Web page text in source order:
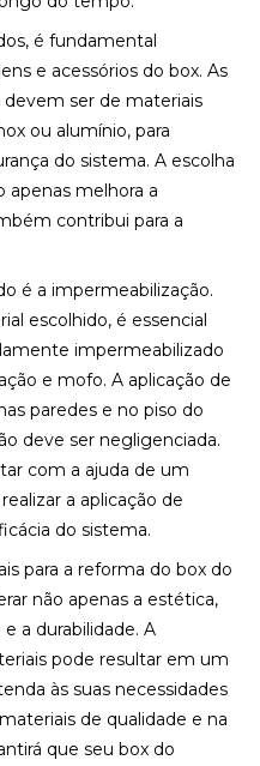
é fundamental
e acessórios do box. As
devem ser de materiais
ou alumínio, para
do sistema. A escolha
apenas melhora a
contribui para a
é a impermeabilização.
escolhido, é essencial
impermeabilizado
e mofo. A aplicação de
paredes e no piso do
deve ser negligenciada.
com a ajuda de um
a aplicação de
do sistema.
para a reforma do box do
não apenas a estética,
a durabilidade. A
pode resultar em um
às suas necessidades
de qualidade e na
que seu box do